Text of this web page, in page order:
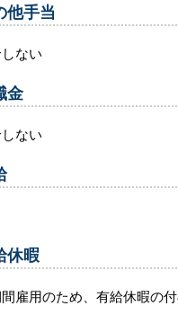
他手当
ない
金
ない
休暇
雇用のため、有給休暇の